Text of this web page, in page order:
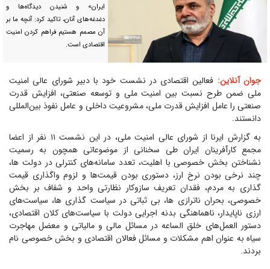
ایران» و شنیدن دیدگاه‌ها و
دغدغه‌های آنان، تاکید کرد: آنچه ما بر
آن مصمم هستیم فراهم کردن امنیت
اقتصادی است.
جوان آنلاین: فعالین اقتصادی در نشست خود با دبیر شورای عالی امنیت
ملی ضمن طرح نسبت بین امنیت ملی و توسعه صنعتی، افزایش قدرت
صنعتی را عامل افزایش قدرت ملی، مشروعیت داخلی و عامل نفوذ بین‌المللی
دانستند.
به گزارش ایرنا از شورای عالی امنیت ملی، در این نشست ۱۱ نفر از اعضا
مجمع کارآفرینان ایران طی سخنانی از موضوعاتی همچون به رسمیت
نشناختن بخش خصوصی با اهلیت، تعدد سامانه‌های کنترلی در دولت ها،
چند نرخی بودن نرخ ارز، دستوری بودن قیمت‌ها و لزوم واگذاری قیمت
گذاری به مردم، فقدان تعریف سازوکار نظارتی واحد و شفاف بر بخش
خصوصی، بحران ناترازی ها، بی ثباتی در سیاست گذاری ها، سیاست‌های
ارزی ناپایدار، ناهماهنگی بدنه اجرایی دولت با سیاست‌های کلان اقتصادی،
دستور العمل‌های خلق الساعه در مسائل مالی و مالیاتی و معضل مهاجرت
سیاه به عنوان اهم مشکلات و مسائل فعالان اقتصادی و بخش خصوصی نام
بردند.